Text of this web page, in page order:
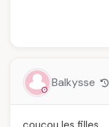
Balkysse